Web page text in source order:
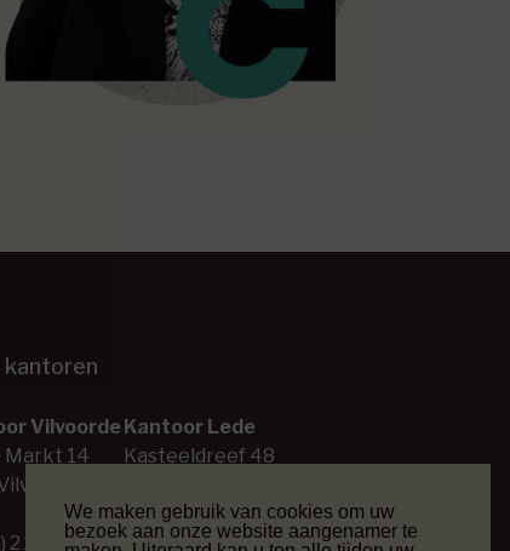
We maken gebruik van cookies om uw
bezoek aan onze website aangenamer te
kantoren
Vilvoorde
Markt 14
2 253 26 00
Kantoor Lede
Kasteeldreef 48
+32 (0) 53 80 45 70